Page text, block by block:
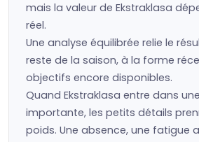
mais la valeur de Ekstraklasa
réel.
Une analyse équilibrée relie le
reste de la saison, à la forme
objectifs encore disponibles.
Quand Ekstraklasa entre dans
importante, les petits détails
poids. Une absence, une fatigue